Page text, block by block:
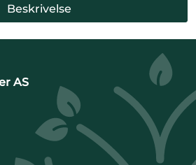
Beskrivelse
AS